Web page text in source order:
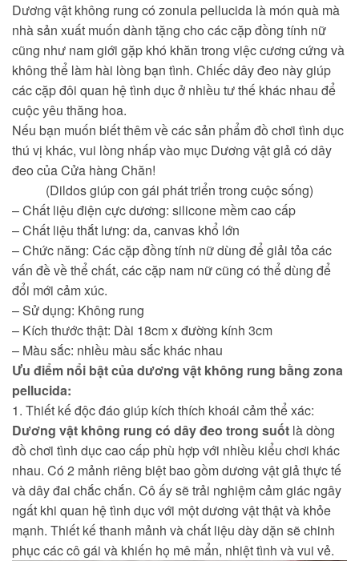
Dương vật không rung có zonula pellucida là món quà mà
nhà sản xuất muốn dành tặng cho các cặp đồng tính nữ
cũng như nam giới gặp khó khăn trong việc cương cứng và
không thể làm hài lòng bạn tình. Chiếc dây đeo này giúp
các cặp đôi quan hệ tình dục ở nhiều tư thế khác nhau để
cuộc yêu thăng hoa.
Nếu bạn muốn biết thêm về các sản phẩm đồ chơi tình dục
thú vị khác, vui lòng nhấp vào mục Dương vật giả có dây
đeo của Cửa hàng Chăn!
(Dildos giúp con gái phát triển trong cuộc sống)
– Chất liệu điện cực dương: silicone mềm cao cấp
– Chất liệu thắt lưng: da, canvas khổ lớn
– Chức năng: Các cặp đồng tính nữ dùng để giải tỏa các
vấn đề về thể chất, các cặp nam nữ cũng có thể dùng để
đổi mới cảm xúc.
– Sử dụng: Không rung
– Kích thước thật: Dài 18cm x đường kính 3cm
– Màu sắc: nhiều màu sắc khác nhau
Ưu điểm nổi bật của dương vật không rung bằng zona
pellucida:
1. Thiết kế độc đáo giúp kích thích khoái cảm thể xác:
Dương vật không rung có dây đeo trong suốt là dòng
đồ chơi tình dục cao cấp phù hợp với nhiều kiểu chơi khác
nhau. Có 2 mảnh riêng biệt bao gồm dương vật giả thực tế
và dây đai chắc chắn. Cô ấy sẽ trải nghiệm cảm giác ngây
ngất khi quan hệ tình dục với một dương vật thật và khỏe
mạnh. Thiết kế thanh mảnh và chất liệu dày dặn sẽ chinh
phục các cô gái và khiến họ mê mẩn, nhiệt tình và vui vẻ.